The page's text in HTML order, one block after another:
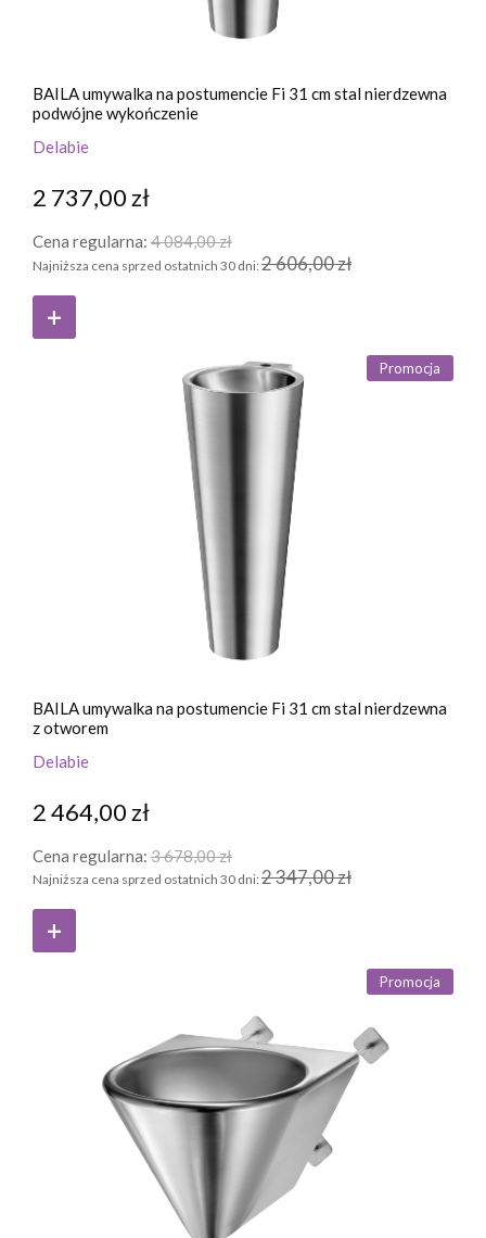
BAILA umywalka na postumencie Fi 31 cm stal nierdzewna
podwójne wykończenie
Delabie
2 737,00 zł
Cena regularna: 4 084,00 zł
Najniższa cena sprzed ostatnich 30 dni: 2 606,00 zł
BAILA umywalka na postumencie Fi 31 cm stal nierdzewna
z otworem
Delabie
2 464,00 zł
Cena regularna: 3 678,00 zł
Najniższa cena sprzed ostatnich 30 dni: 2 347,00 zł
Promocja
Promocja